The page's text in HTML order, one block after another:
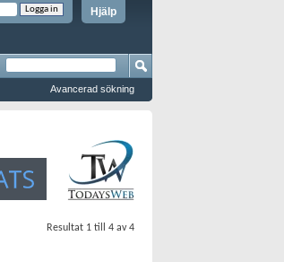
Hjälp
Avancerad sökning
Resultat 1 till 4 av 4